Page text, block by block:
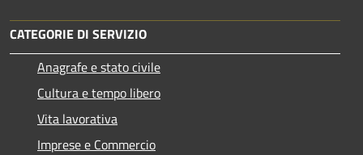
CATEGORIE DI SERVIZIO
Anagrafe e stato civile
Cultura e tempo libero
Vita lavorativa
Imprese e Commercio